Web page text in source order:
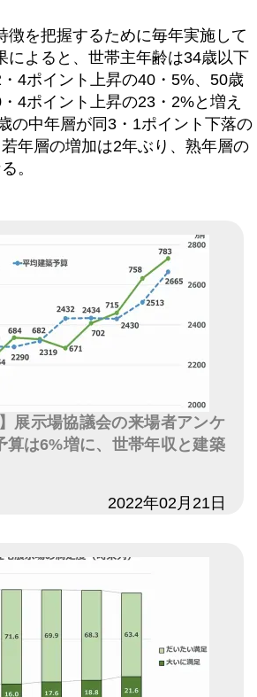
徴を把握するために毎年実施して
によると、世帯主年齢は34歳以下
4ポイント上昇の40・5%、50歳
4ポイント上昇の23・2%と増え
の中年層が同3・1ポイント下落の
年層の増加は2年ぶり、熟年層の
。
展示場協議会の来場者アンケ
算は6%増に、世帯年収と建築
2022年02月21日